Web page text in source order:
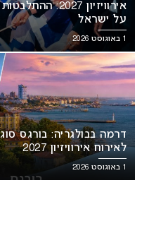
אירוויזיון
על ישראל
1 באוגוסט 2026
דרמה בבולגריה: בורגס
לאירוח אירוויזיון 2027
1 באוגוסט 2026